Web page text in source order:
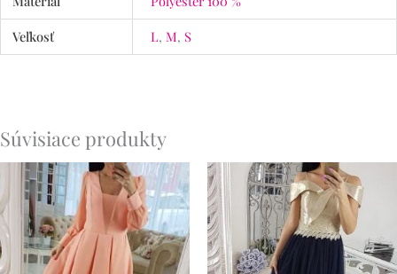
Veľkosť
L, M, S
Súvisiace produkty